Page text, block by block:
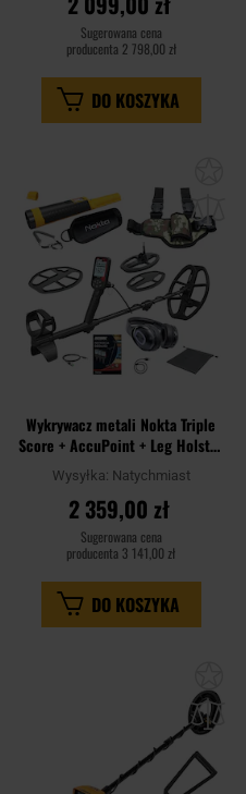
Sugerowana cena
producenta 2 798,00 zł
DO KOSZYKA
schowka
Wykrywacz metali Nokta Triple
Score + AccuPoint + Leg Holster
- Zestaw
Wysyłka: Natychmiast
2 359,00 zł
Sugerowana cena
producenta 3 141,00 zł
DO KOSZYKA